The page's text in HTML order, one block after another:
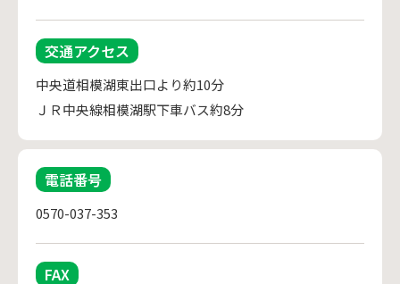
交通アクセス
中央道相模湖東出口より約10分
ＪＲ中央線相模湖駅下車バス約8分
電話番号
0570-037-353
FAX